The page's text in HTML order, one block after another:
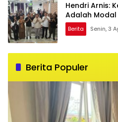
Hendri Arnis:
Adalah
Berita Senin, 3
Berita Populer